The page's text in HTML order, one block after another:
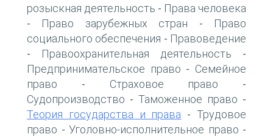
розыскная деятельность - Права человека
- Право зарубежных стран -
Право
социального обеспечения - Правоведение
- Правоохранительная деятельность -
Предпринимательское право - Семейное
право - Страховое право -
Судопроизводство - Таможенное право -
Теория государства и права -Трудовое
право - Уголовно-исполнительное право -